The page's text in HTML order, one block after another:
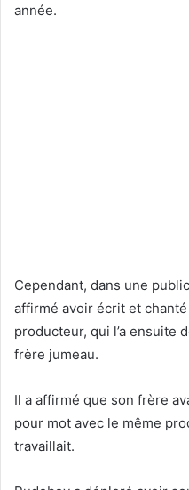
année.
Cependant, dans une
affirmé avoir écrit et
producteur, qui l’a ensuite
frère jumeau.
Il a affirmé que son frère
pour mot avec le même
travaillait.